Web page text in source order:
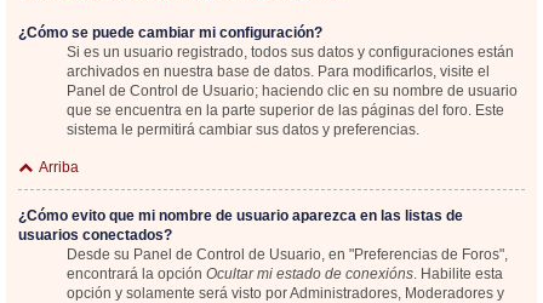
¿Cómo se puede cambiar mi configuración?
Si es un usuario registrado, todos sus datos y configuraciones están
archivados en nuestra base de datos. Para modificarlos, visite el
Panel de Control de Usuario; haciendo clic en su nombre de usuario
que se encuentra en la parte superior de las páginas del foro. Este
sistema le permitirá cambiar sus datos y preferencias.
Arriba
¿Cómo evito que mi nombre de usuario aparezca en las listas de
usuarios conectados?
Desde su Panel de Control de Usuario, en "Preferencias de Foros",
encontrará la opción Ocultar mi estado de conexións. Habilite esta
opción y solamente será visto por Administradores, Moderadores y